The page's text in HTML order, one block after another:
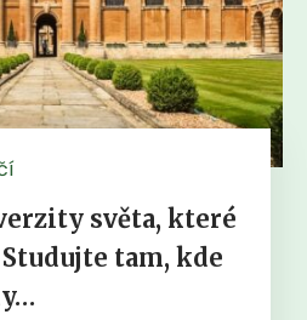
světa, které
tam, kde